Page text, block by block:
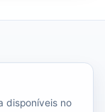
disponíveis no